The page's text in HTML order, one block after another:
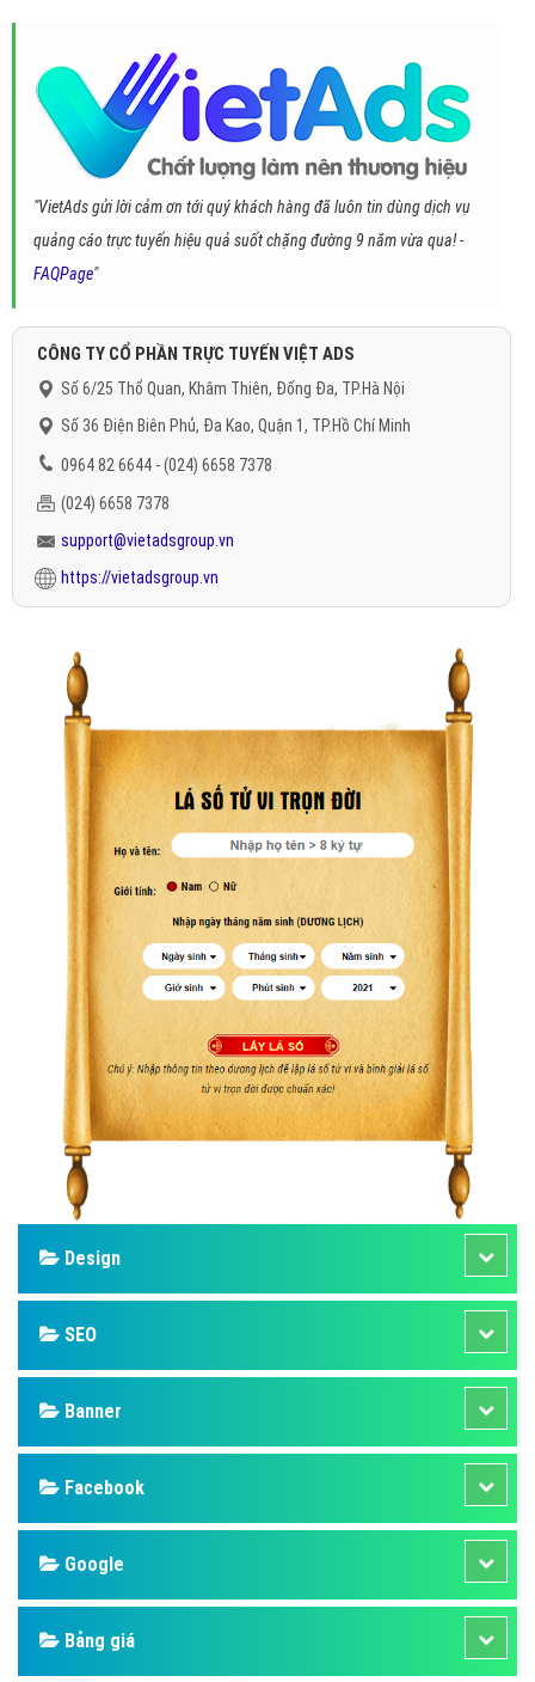
"VietAds gửi lời cảm ơn tới quý khách hàng đã luôn tin dùng dịch vụ
quảng cáo trực tuyến hiệu quả suốt chặng đường 9 năm vừa qua! -
FAQPage"
CÔNG TY CỔ PHẦN TRỰC TUYẾN VIỆT ADS
Số 6/25 Thổ Quan, Khâm Thiên, Đống Đa, TP.Hà Nội
Số 36 Điện Biên Phủ, Đa Kao, Quận 1, TP.Hồ Chí Minh
0964 82 6644 - (024) 6658 7378
(024) 6658 7378
support@vietadsgroup.vn
https://vietadsgroup.vn
Design
SEO
Banner
Facebook
Google
Bảng giá